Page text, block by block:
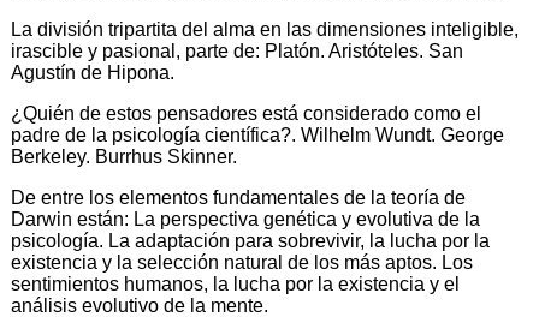
La división tripartita del alma en las dimensiones inteligible,
irascible y pasional, parte de: Platón. Aristóteles. San
Agustín de Hipona.
¿Quién de estos pensadores está considerado como el
padre de la psicología científica?. Wilhelm Wundt. George
Berkeley. Burrhus Skinner.
De entre los elementos fundamentales de la teoría de
Darwin están: La perspectiva genética y evolutiva de la
psicología. La adaptación para sobrevivir, la lucha por la
existencia y la selección natural de los más aptos. Los
sentimientos humanos, la lucha por la existencia y el
análisis evolutivo de la mente.